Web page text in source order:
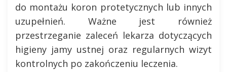
do montażu koron protetycznych lub innych
uzupełnień. Ważne jest również
przestrzeganie zaleceń lekarza dotyczących
higieny jamy ustnej oraz regularnych wizyt
kontrolnych po zakończeniu leczenia.